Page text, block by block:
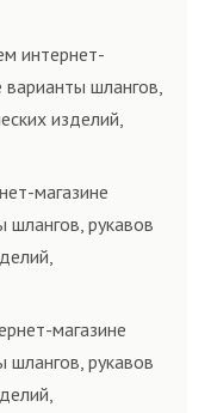
условиям
интернет-
варианты шлангов,
изделий,
условиям
магазине
шлангов, рукавов
условиям
магазине
шлангов, рукавов